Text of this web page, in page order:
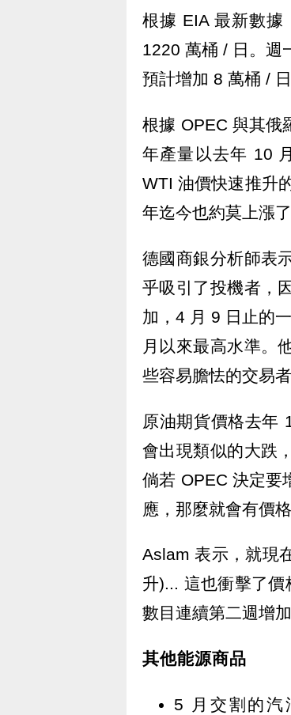
根據 EIA 最新數據
1220 萬桶 / 日。週
預計增加 8 萬桶 /
根據 OPEC 與其俄
年產量以去年 10
WTI 油價快速推升
年迄今也約莫上漲了
德國商銀分析師表
乎吸引了投機者，
加，4 月 9 日止的
月以來最高水準。
些容易膽怯的交易
原油期貨價格去年
會出現類似的大跌
倘若 OPEC 決定要
應，那麼就會有價
Aslam 表示，就現
升)... 這也衝擊了
數目連續第二週增加
其他能源商品
5 月交割的